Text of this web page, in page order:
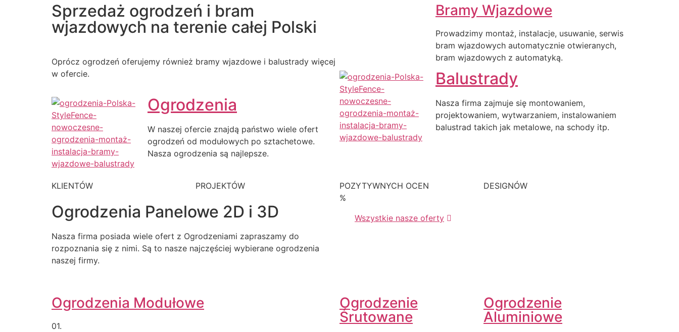
Sprzedaż ogrodzeń i bram
wjazdowych na terenie całej Polski
Oprócz ogrodzeń oferujemy również bramy wjazdowe i balustrady więcej
w ofercie.
Ogrodzenia
W naszej ofercie znajdą państwo wiele ofert
ogrodzeń od modułowych po sztachetowe.
Nasza ogrodzenia są najlepsze.
Bramy Wjazdowe
Prowadzimy montaż, instalacje, usuwanie, serwis
bram wjazdowych automatycznie otwieranych,
bram wjazdowych z automatyką.
Balustrady
Nasza firma zajmuje się montowaniem,
projektowaniem, wytwarzaniem, instalowaniem
balustrad takich jak metalowe, na schody itp.
KLIENTÓW PROJEKTÓW
POZYTYWNYCH OCEN
%
DESIGNÓW
Ogrodzenia Panelowe 2D i 3D
Nasza firma posiada wiele ofert z Ogrodzeniami zapraszamy do
rozpoznania się z nimi. Są to nasze najczęściej wybierane ogrodzenia
naszej firmy.
Wszystkie nasze oferty
Ogrodzenia Modułowe
01.
Ogrodzenie
Śrutowane
Ogrodzenie
Aluminiowe